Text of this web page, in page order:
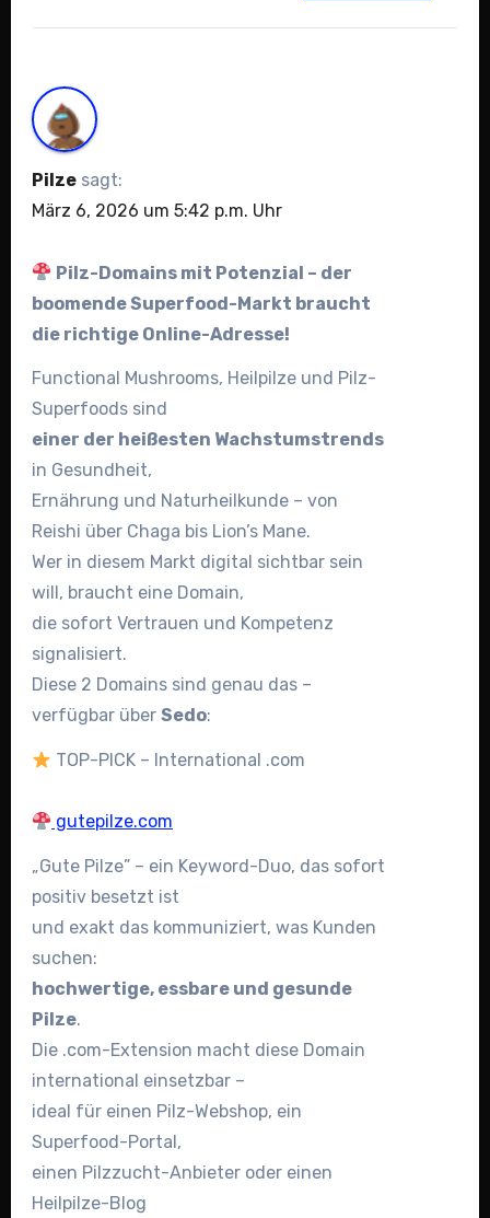
Pilze sagt:
März 6, 2026 um 5:42 p.m. Uhr
Pilz-Domains mit Potenzial – der
boomende Superfood-Markt braucht
die richtige Online-Adresse!
Functional Mushrooms, Heilpilze und Pilz-
Superfoods sind
einer der heißesten Wachstumstrends
in Gesundheit,
Ernährung und Naturheilkunde – von
Reishi über Chaga bis Lion’s Mane.
Wer in diesem Markt digital sichtbar sein
will, braucht eine Domain,
die sofort Vertrauen und Kompetenz
signalisiert.
Diese 2 Domains sind genau das –
verfügbar über Sedo:
TOP-PICK – International .com
gutepilze.com
„Gute Pilze” – ein Keyword-Duo, das sofort
positiv besetzt ist
und exakt das kommuniziert, was Kunden
suchen:
hochwertige, essbare und gesunde
Pilze.
Die .com-Extension macht diese Domain
international einsetzbar –
ideal für einen Pilz-Webshop, ein
Superfood-Portal,
einen Pilzzucht-Anbieter oder einen
Heilpilze-Blog